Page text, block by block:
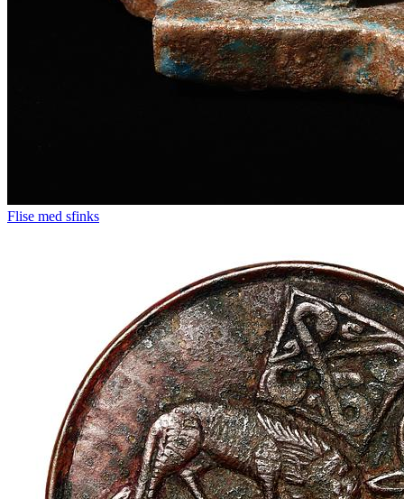
Flise med sfinks